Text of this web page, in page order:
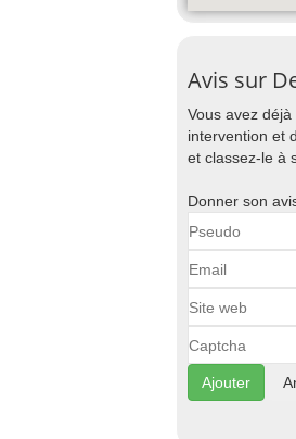
Avis sur
Vous avez
intervention et
et classez-le à
Donner son